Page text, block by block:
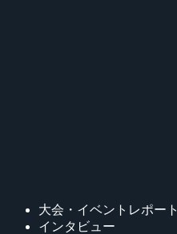
大会・イベントレポート
インタビュー